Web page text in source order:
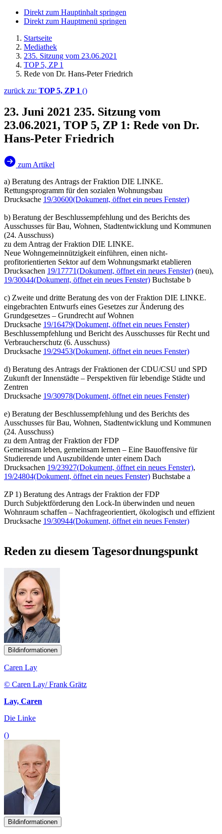
Direkt zum Hauptinhalt springen
Direkt zum Hauptmenü springen
Startseite
Mediathek
235. Sitzung vom 23.06.2021
TOP 5, ZP 1
Rede von Dr. Hans-Peter Friedrich
zurück zu: TOP 5, ZP 1 ()
23. Juni 2021 235. Sitzung vom
23.06.2021, TOP 5, ZP 1: Rede von Dr.
Hans-Peter Friedrich
zum Artikel
a) Beratung des Antrags der Fraktion DIE LINKE.
Rettungsprogramm für den sozialen Wohnungsbau
Drucksache 19/30600(Dokument, öffnet ein neues Fenster)
b) Beratung der Beschlussempfehlung und des Berichts des
Ausschusses für Bau, Wohnen, Stadtentwicklung und Kommunen
(24. Ausschuss)
zu dem Antrag der Fraktion DIE LINKE.
Neue Wohngemeinnützigkeit einführen, einen nicht-
profitorientierten Sektor auf dem Wohnungsmarkt etablieren
Drucksachen 19/17771(Dokument, öffnet ein neues Fenster) (neu),
19/30044(Dokument, öffnet ein neues Fenster) Buchstabe b
c) Zweite und dritte Beratung des von der Fraktion DIE LINKE.
eingebrachten Entwurfs eines Gesetzes zur Änderung des
Grundgesetzes – Grundrecht auf Wohnen
Drucksache 19/16479(Dokument, öffnet ein neues Fenster)
Beschlussempfehlung und Bericht des Ausschusses für Recht und
Verbraucherschutz (6. Ausschuss)
Drucksache 19/29453(Dokument, öffnet ein neues Fenster)
d) Beratung des Antrags der Fraktionen der CDU/CSU und SPD
Zukunft der Innenstädte – Perspektiven für lebendige Städte und
Zentren
Drucksache 19/30978(Dokument, öffnet ein neues Fenster)
e) Beratung der Beschlussempfehlung und des Berichts des
Ausschusses für Bau, Wohnen, Stadtentwicklung und Kommunen
(24. Ausschuss)
zu dem Antrag der Fraktion der FDP
Gemeinsam leben, gemeinsam lernen – Eine Bauoffensive für
Studierende und Auszubildende unter einem Dach
Drucksachen 19/23927(Dokument, öffnet ein neues Fenster),
19/24804(Dokument, öffnet ein neues Fenster) Buchstabe a
ZP 1) Beratung des Antrags der Fraktion der FDP
Durch Subjektförderung den Lock-In überwinden und neuen
Wohnraum schaffen – Nachfrageorientiert, ökologisch und effizient
Drucksache 19/30944(Dokument, öffnet ein neues Fenster)
Reden zu diesem Tagesordnungspunkt
Bildinformationen
Caren Lay
© Caren Lay/ Frank Grätz
Lay, Caren
Die Linke
()
Bildinformationen